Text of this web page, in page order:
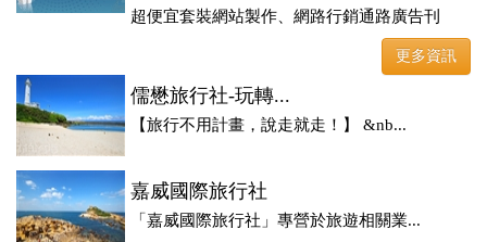
超便宜套裝網站製作、網路行銷通路廣告刊
登、訂房系統、客房委託旅行社銷售，全面優惠中....
更多資訊
儒懋旅行社-玩轉...
【旅行不用計畫，說走就走！】 &nb...
嘉威國際旅行社
「嘉威國際旅行社」專營於旅遊相關業...